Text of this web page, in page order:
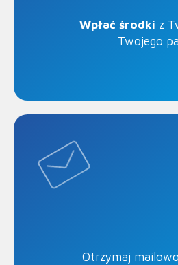
Wpłać środki z
Twojego
Otrzymaj mailowo